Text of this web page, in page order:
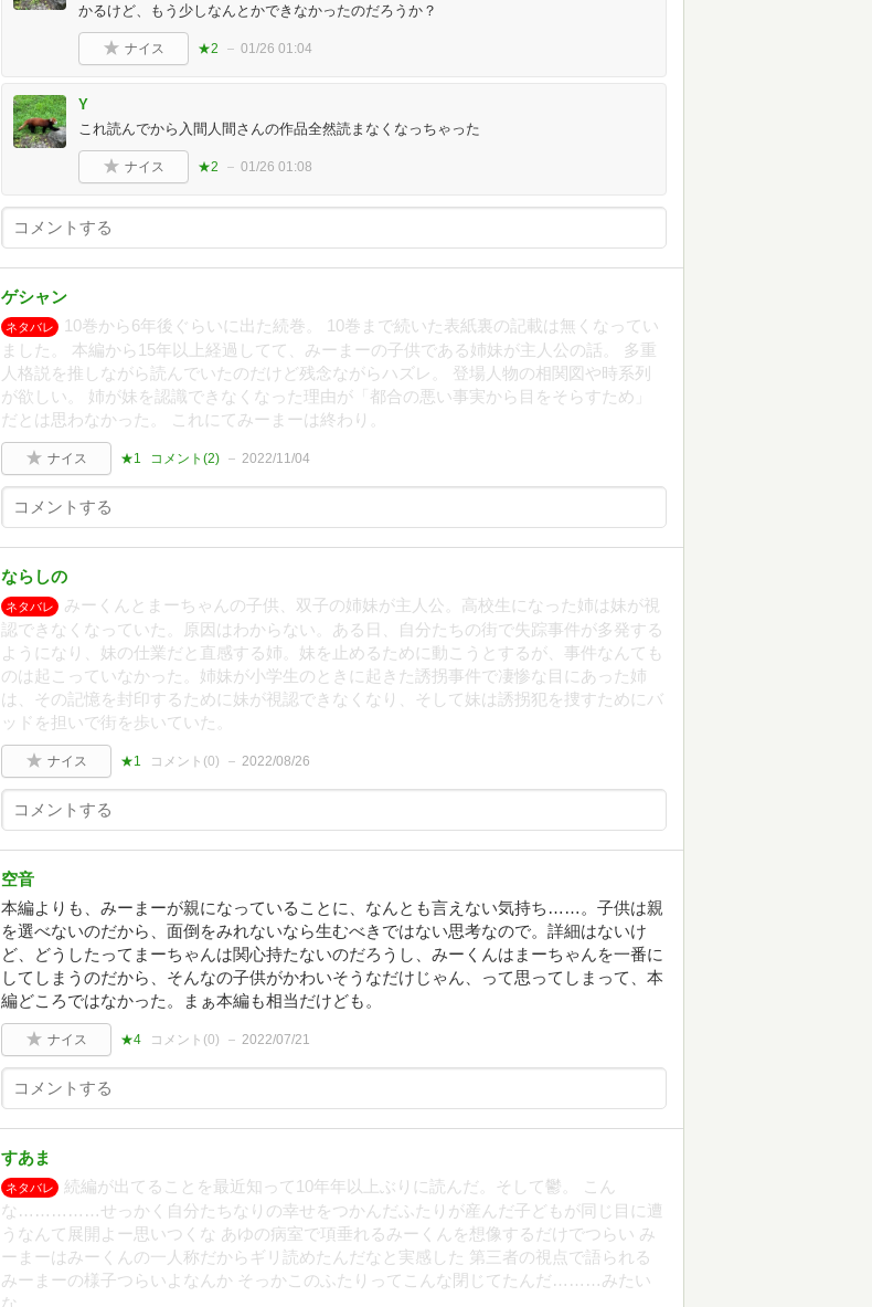
かるけど、もう少しなんとかできなかったのだろうか？
ナイス ★2 01/26 01:04
Y
これ読んでから入間人間さんの作品全然読まなくなっちゃった
ナイス ★2 01/26 01:08
ゲシャン
ネタバレ
10巻から6年後ぐらいに出た続巻。 10巻まで続いた表紙裏の記載は無くなってい
ました。 本編から15年以上経過してて、みーまーの子供である姉妹が主人公の話。 多重
人格説を推しながら読んでいたのだけど残念ながらハズレ。 登場人物の相関図や時系列
が欲しい。 姉が妹を認識できなくなった理由が「都合の悪い事実から目をそらすため」
だとは思わなかった。 これにてみーまーは終わり。
ナイス ★1 コメント(2) 2022/11/04
ならしの
ネタバレ
みーくんとまーちゃんの子供、双子の姉妹が主人公。高校生になった姉は妹が視
認できなくなっていた。原因はわからない。ある日、自分たちの街で失踪事件が多発する
ようになり、妹の仕業だと直感する姉。妹を止めるために動こうとするが、事件なんても
のは起こっていなかった。姉妹が小学生のときに起きた誘拐事件で凄惨な目にあった姉
は、その記憶を封印するために妹が視認できなくなり、そして妹は誘拐犯を捜すためにバ
ッドを担いで街を歩いていた。
ナイス ★1 コメント(0) 2022/08/26
空音
本編よりも、みーまーが親になっていることに、なんとも言えない気持ち……。子供は親
を選べないのだから、面倒をみれないなら生むべきではない思考なので。詳細はないけ
ど、どうしたってまーちゃんは関心持たないのだろうし、みーくんはまーちゃんを一番に
してしまうのだから、そんなの子供がかわいそうなだけじゃん、って思ってしまって、本
編どころではなかった。まぁ本編も相当だけども。
ナイス ★4 コメント(0) 2022/07/21
すあま
ネタバレ
続編が出てることを最近知って10年年以上ぶりに読んだ。そして鬱。 こん
な……………せっかく自分たちなりの幸せをつかんだふたりが産んだ子どもが同じ目に遭
うなんて展開よー思いつくな あゆの病室で項垂れるみーくんを想像するだけでつらい み
ーまーはみーくんの一人称だからギリ読めたんだなと実感した 第三者の視点で語られる
みーまーの様子つらいよなんか そっかこのふたりってこんな閉じてたんだ………みたい
な